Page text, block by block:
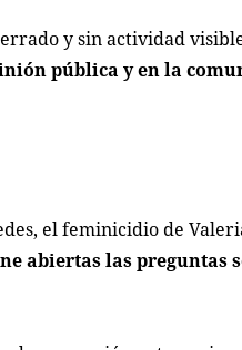
y sin actividad
pública y en la
el feminicidio de
abiertas las preguntas